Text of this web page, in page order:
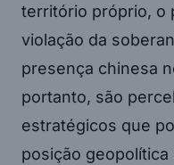
território próprio, o
violação da
presença chinesa
portanto, são
estratégicos que
posição geopolítica